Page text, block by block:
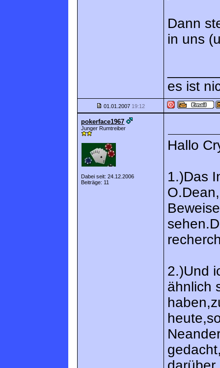
Dann
in uns
es ist
01.01.2007 19:12
pokerface1967
Junger Rumtreiber
Dabei seit: 24.12.2006
Beiträge: 11
Hallo
1.)Das
2.)Und
ähnlich